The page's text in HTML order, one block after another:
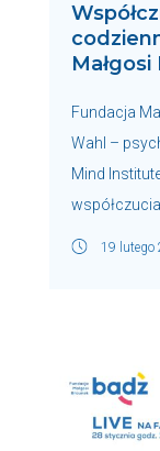
Fundacja
Wahl –
Mind
19 lutego